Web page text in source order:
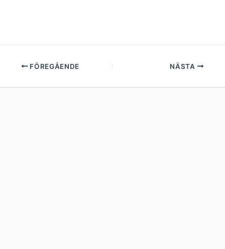
FÖREGÅENDE NÄSTA